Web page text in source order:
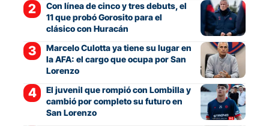
Con línea de cinco y tres debuts, el
11 que probó Gorosito para el
clásico con Huracán
Marcelo Culotta ya tiene su lugar en
la AFA: el cargo que ocupa por San
Lorenzo
El juvenil que rompió con Lombilla y
cambió por completo su futuro en
San Lorenzo